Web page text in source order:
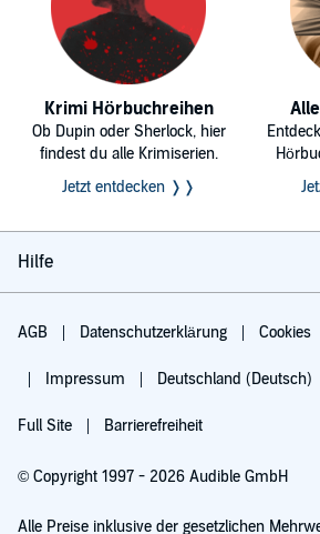
Krimi Hörbuchreihen
Ob Dupin oder Sherlock, hier
findest du alle Krimiserien.
Jetzt entdecken ❭❭
Hilfe
AGB Datenschutzerklärung Cookies
Impressum Deutschland (Deutsch)
Full Site Barrierefreiheit
© Copyright 1997 - 2026 Audible GmbH
Alle Preise inklusive der gesetzlichen